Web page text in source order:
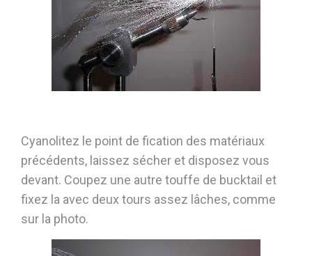
Cyanolitez le point de fication des matériaux
précédents, laissez sécher et disposez vous
devant. Coupez une autre touffe de bucktail et
fixez la avec deux tours assez lâches, comme
sur la photo.